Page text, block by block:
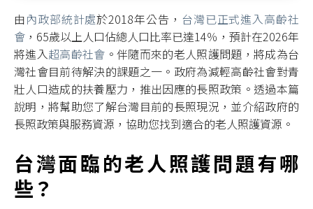
由內政部統計處於2018年公告， 台灣已正式進入高齡社
會 ，65歲以上人口佔總人口比率已達14％，預計在2026年
將進入超高齡社會 。伴隨而來的老人照護問題，將成為台
灣社會目前待解決的課題之一。政府為減輕高齡社會對青
壯人口造成的扶養壓力，推出因應的長照政策。透過本篇
說明，將幫助您了解台灣目前的長照現況，並介紹政府的
長照政策與服務資源，協助您找到適合的老人照護資源。
台灣面臨的老人照護問題有哪
些？